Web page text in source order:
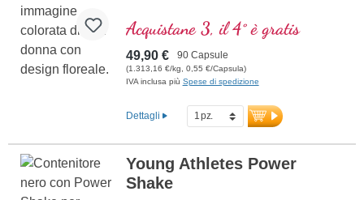
Acquistane 3, il 4° è gratis
49,90 € 90 Capsule
(1.313,16 €/kg, 0,55 €/Capsula)
IVA inclusa più Spese di spedizione
Dettagli
Young Athletes Power
Shake